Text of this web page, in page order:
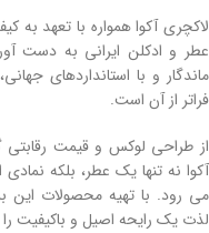
لاکچری آکوا همواره با تعهد به
عطر و ادکلن ایرانی به دست
ماندگار و با استانداردهای
فراتر از آن است.
از طراحی لوکس و قیمت رقابتی
آکوا نه تنها یک عطر، بلکه
می رود. با تهیه محصولات این
لذت یک رایحه اصیل و باکیفیت را